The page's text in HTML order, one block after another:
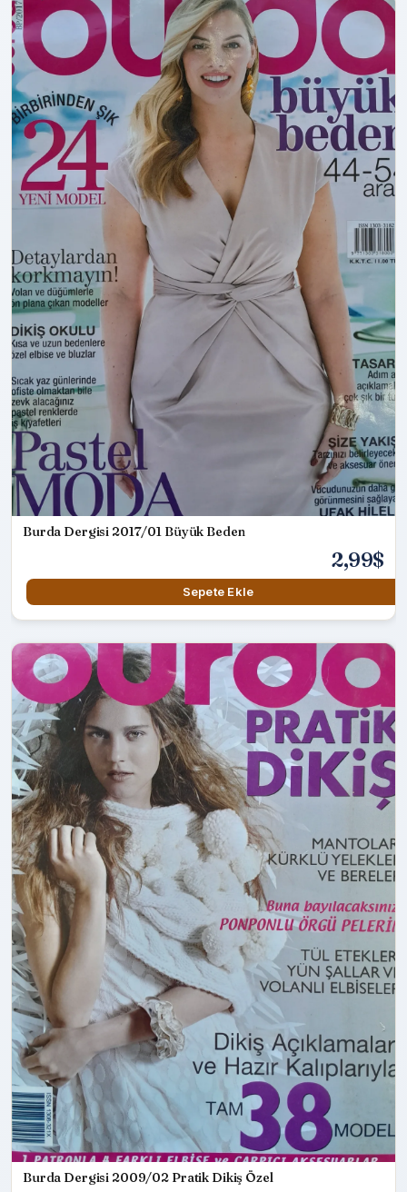
Burda Dergisi 2017/01 Büyük Beden
2,99$
Sepete Ekle
Burda Dergisi 2009/02 Pratik Dikiş Özel